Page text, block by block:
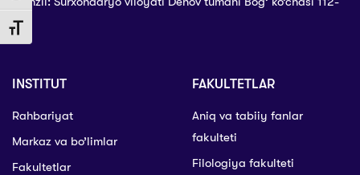
Toggle Font size
uy
INSTITUT
Rahbariyat
Markaz va bo’limlar
Fakultetlar
FAKULTETLAR
Aniq va tabiiy fanlar
fakulteti
Filologiya fakulteti